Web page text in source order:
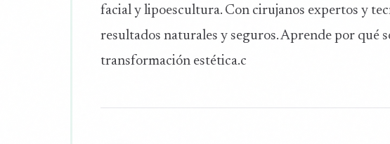
facial y lipoescultura. Con cirujanos expertos y
resultados naturales y seguros. Aprende por qué
transformación estética.c